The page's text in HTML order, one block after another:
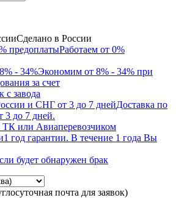
Сделано в России
Работаем от 0%
Экономим от 8% - 34% при
за счет
с завода
Доставка по
3 до 7 дней.
ТК или Авиаперевозчиком
1 год гарантии. В течение 1 года Вы
будет обнаружен брак
почта для заявок)